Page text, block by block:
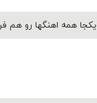
یکجا همه اهنگها رو هم